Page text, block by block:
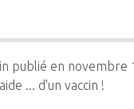
publié en
... d'un vaccin !